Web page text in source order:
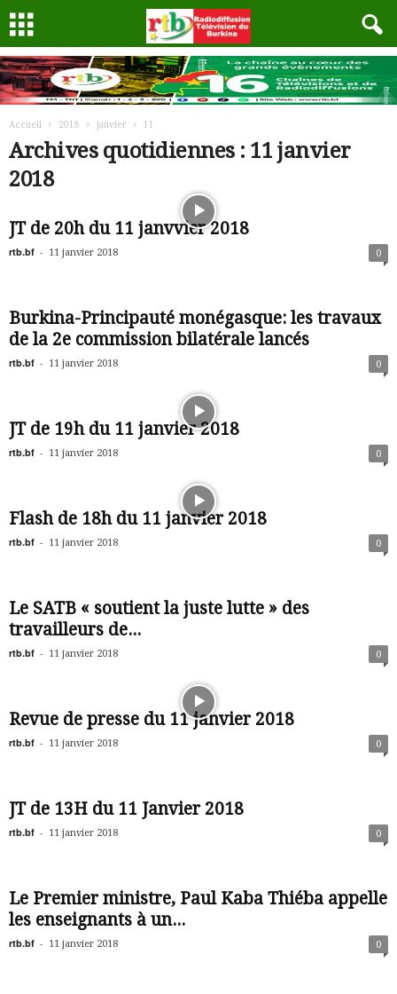
Accueil 2018 janvier 11
Archives quotidiennes : 11 janvier
2018
JT de 20h du 11 janvvier 2018
rtb.bf - 11 janvier 2018 0
Burkina-Principauté monégasque: les travaux
de la 2e commission bilatérale lancés
rtb.bf - 11 janvier 2018 0
JT de 19h du 11 janvier 2018
rtb.bf - 11 janvier 2018 0
Flash de 18h du 11 janvier 2018
rtb.bf - 11 janvier 2018 0
Le SATB « soutient la juste lutte » des
travailleurs de...
rtb.bf - 11 janvier 2018 0
Revue de presse du 11 janvier 2018
rtb.bf - 11 janvier 2018 0
JT de 13H du 11 Janvier 2018
rtb.bf - 11 janvier 2018 0
Le Premier ministre, Paul Kaba Thiéba appelle
les enseignants à un...
rtb.bf - 11 janvier 2018 0